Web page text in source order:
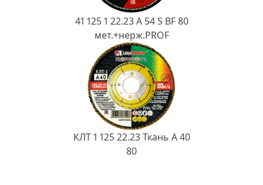
41 125 1 22.23 A 54 S BF 80
мет.+нерж.PROF
КЛТ 1 125 22.23 Ткань A 40
80